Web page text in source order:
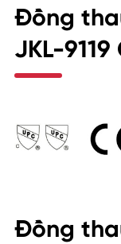
Đồng
JKL-9119
Đồng